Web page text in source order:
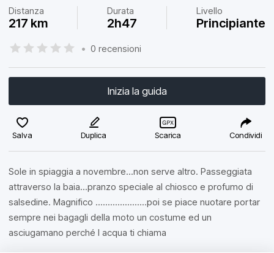
Distanza
217 km
Durata
2h47
Livello
Principiante
• 0 recensioni
Inizia la guida
Salva Duplica Scarica Condividi
Sole in spiaggia a novembre...non serve altro. Passeggiata
attraverso la baia...pranzo speciale al chiosco e profumo di
salsedine. Magnifico .....................poi se piace nuotare portar
sempre nei bagagli della moto un costume ed un
asciugamano perché l acqua ti chiama